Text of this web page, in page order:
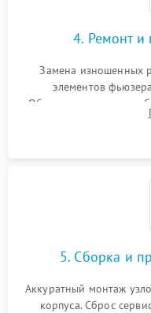
4. Ремонт и
Замена изношенных
элементов
Обязательная очистка
печати от
5. Сборка и
Аккуратный монтаж
корпуса. Сброс